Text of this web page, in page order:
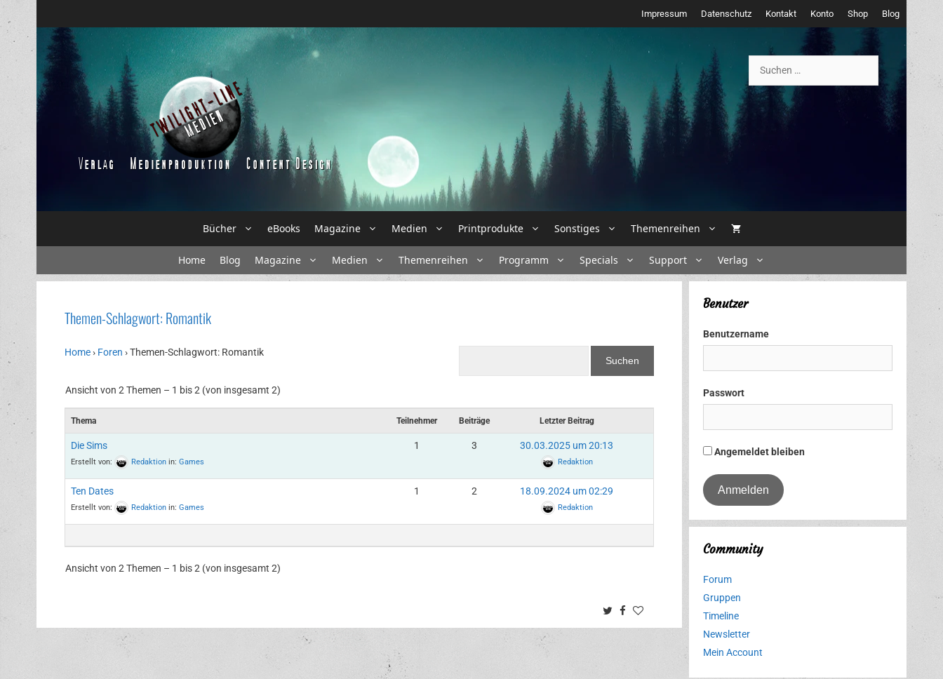
Inhalt
springen
Impressum Datenschutz Kontakt Konto Shop Blog
nach:
Bücher eBooks Magazine Medien Printprodukte Sonstiges Themenreihen
Home Blog Magazine Medien Themenreihen Programm Specials Support Verlag
Themen-Schlagwort: Romantik
Home› Foren ›Themen-Schlagwort: Romantik
Ansicht von 2 Themen – 1 bis 2 (von insgesamt 2)
Thema Teilnehmer Beiträge Letzter Beitrag
Die Sims
Erstellt von: Redaktion in: Games
1 3 30.03.2025 um 20:13
Redaktion
Ten Dates
Erstellt von: Redaktion in: Games
1 2 18.09.2024 um 02:29
Redaktion
Ansicht von 2 Themen – 1 bis 2 (von insgesamt 2)
TwitterFacebook
Benutzer
Benutzername
Passwort
Angemeldet bleiben
Community
Forum
Gruppen
Timeline
Newsletter
Mein Account